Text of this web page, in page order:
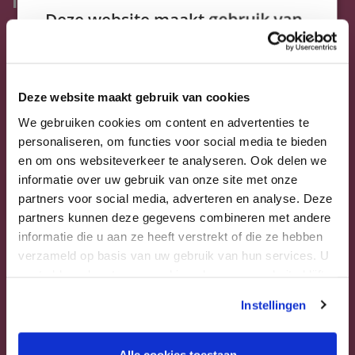
Deze website maakt gebruik van cookies
We gebruiken cookies om content en advertenties te
personaliseren, om functies voor social media te bieden
en om ons websiteverkeer te analyseren. Ook delen we
informatie over uw gebruik van onze site met onze
partners voor social media, adverteren en analyse. Deze
partners kunnen deze gegevens combineren met andere
informatie die u aan ze heeft verstrekt of die ze hebben
verzameld op basis van uw gebruik van hun services. U
Instellingen
Bouwtechnische keuring
Energielabel
Financiering
Nieuws & blog
Over ons
Contact
Informatie
0599 - 65 06 54
info@oosterveld-makelaardij.nl
Havenstraat 10
Deze website maakt gebruik van
verkeer te analyseren. We delen ook informatie
over uw gebruik van onze site met onze
advertentie- en analysepartners, die deze
kunnen combineren met andere informatie die
u aan hen heeft verstrekt of die zij hebben
verzameld door uw gebruik van hun diensten.
Privacybeleid
Strikt
noodzakelijk
Prestatie Targeting
Functioneel